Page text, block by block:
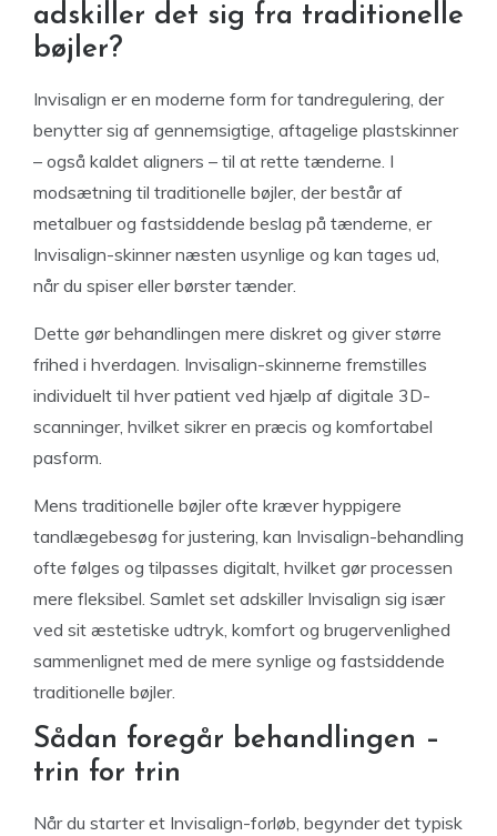
adskiller det sig fra traditionelle
bøjler?
Invisalign er en moderne form for tandregulering, der
benytter sig af gennemsigtige, aftagelige plastskinner
– også kaldet aligners – til at rette tænderne. I
modsætning til traditionelle bøjler, der består af
metalbuer og fastsiddende beslag på tænderne, er
Invisalign-skinner næsten usynlige og kan tages ud,
når du spiser eller børster tænder.
Dette gør behandlingen mere diskret og giver større
frihed i hverdagen. Invisalign-skinnerne fremstilles
individuelt til hver patient ved hjælp af digitale 3D-
scanninger, hvilket sikrer en præcis og komfortabel
pasform.
Mens traditionelle bøjler ofte kræver hyppigere
tandlægebesøg for justering, kan Invisalign-behandling
ofte følges og tilpasses digitalt, hvilket gør processen
mere fleksibel. Samlet set adskiller Invisalign sig især
ved sit æstetiske udtryk, komfort og brugervenlighed
sammenlignet med de mere synlige og fastsiddende
traditionelle bøjler.
Sådan foregår behandlingen –
trin for trin
Når du starter et Invisalign-forløb, begynder det typisk